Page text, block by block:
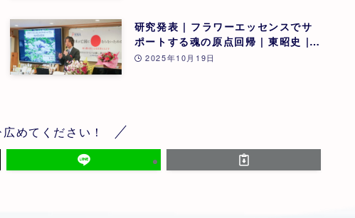
研究発表 | フラワーエッセンスでサ
ポートする魂の原点回帰 | 東昭史 |
第26回
2025年10月19日
めてください！